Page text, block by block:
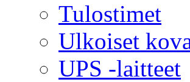
Tulostimet
Ulkoiset
UPS -laitteet